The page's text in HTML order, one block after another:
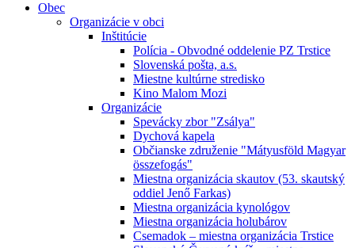
Obec
Organizácie v obci
Inštitúcie
Polícia - Obvodné oddelenie PZ Trstice
Slovenská pošta, a.s.
Miestne kultúrne stredisko
Kino Malom Mozi
Organizácie
Spevácky zbor "Zsálya"
Dychová kapela
Občianske združenie "Mátyusföld Magyar
összefogás"
Miestna organizácia skautov (53. skautský
oddiel Jenő Farkas)
Miestna organizácia kynológov
Miestna organizácia holubárov
Csemadok – miestna organizácia Trstice